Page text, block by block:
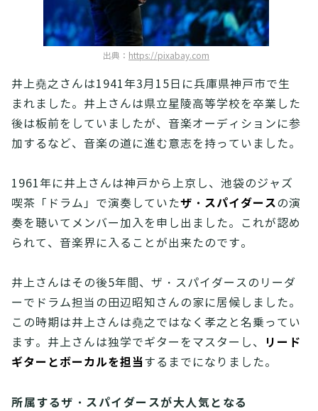
出典： https://pixabay.com
井上堯之さんは1941年3月15日に兵庫県神戸市で生
まれました。井上さんは県立星陵高等学校を卒業した
後は板前をしていましたが、音楽オーディションに参
加するなど、音楽の道に進む意志を持っていました。
1961年に井上さんは神戸から上京し、池袋のジャズ
喫茶「ドラム」で演奏していたザ・スパイダース の演
奏を聴いてメンバー加入を申し出ました。これが認め
られて、音楽界に入ることが出来たのです。
井上さんはその後5年間、ザ・スパイダースのリーダ
ーでドラム担当の田辺昭知さんの家に居候しました。
この時期は井上さんは堯之ではなく孝之と名乗ってい
ます。井上さんは独学でギターをマスターし、
リード
ギターとボーカルを担当するまでになりました。
所属するザ・スパイダースが大人気となる